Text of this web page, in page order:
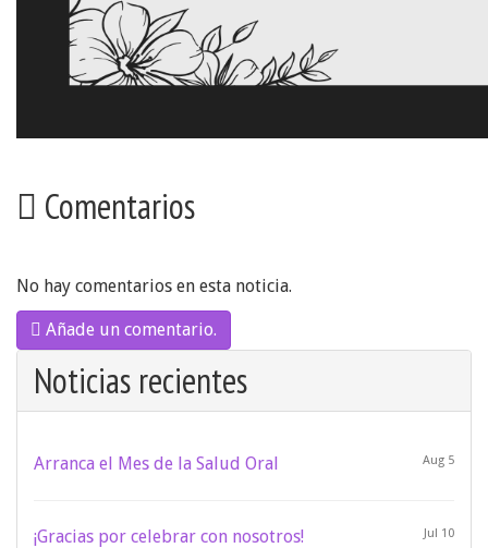
Comentarios
No hay comentarios en esta noticia.
Añade un comentario.
Noticias recientes
Aug 5
Arranca el Mes de la Salud Oral
Jul 10
¡Gracias por celebrar con nosotros!